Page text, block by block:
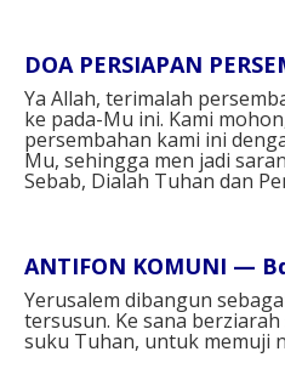
DOA PERSIAPAN
Ya Allah, terimalah
ke pada-Mu ini. Kami
persembahan kami ini
Mu, sehingga men jadi
Sebab, Dialah Tuhan dan
ANTIFON KOMUNI —
Yerusalem dibangun
tersusun. Ke sana
suku Tuhan, untuk memuji